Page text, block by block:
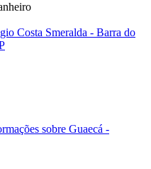
Costa Smeralda - Barra do
sobre Guaecá -